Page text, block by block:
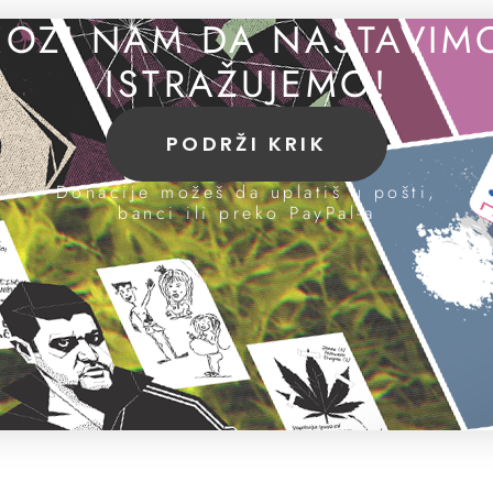
NAM DA
ISTRAŽUJEMO!
PODRŽI KRIK
Donacije možeš da uplatiš u pošti,
banci ili preko PayPal-a